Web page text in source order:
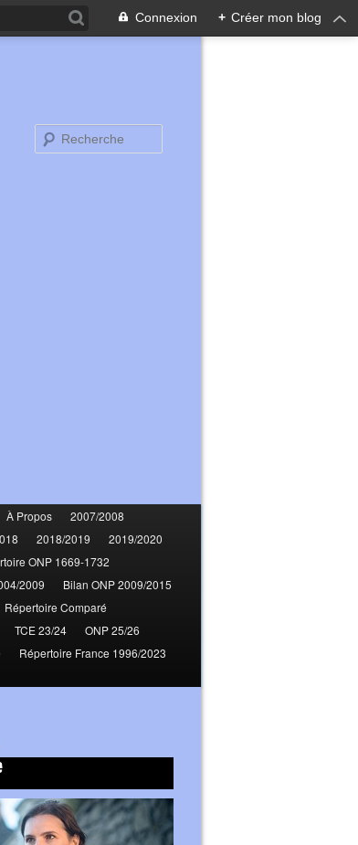
Connexion + Créer mon blog
À Propos
2007/2008
2018/2019
2019/2020
ONP 1669-1732
2009
Bilan ONP 2009/2015
Répertoire Comparé
TCE 23/24
ONP 25/26
Répertoire France 1996/2023